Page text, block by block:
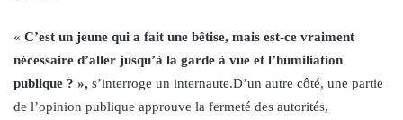
« C’est un jeune qui a fait une bêtise, mais est-ce vraiment
nécessaire d’aller jusqu’à la garde à vue et l’humiliation
publique ? », s’interroge un internaute.D’un autre côté, une partie
de l’opinion publique approuve la fermeté des autorités,